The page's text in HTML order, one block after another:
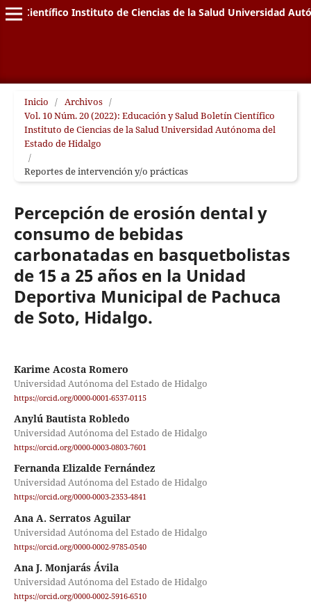
Científico Instituto de Ciencias de la Salud Universidad
Inicio / Archivos /
Vol. 10 Núm. 20 (2022): Educación y Salud Boletín Científico
Instituto de Ciencias de la Salud Universidad Autónoma del
Estado de Hidalgo
/
Reportes de intervención y/o prácticas
Percepción de erosión dental y
consumo de bebidas
carbonatadas en basquetbolistas
de 15 a 25 años en la Unidad
Deportiva Municipal de Pachuca
de Soto, Hidalgo.
Karime Acosta Romero
Universidad Autónoma del Estado de Hidalgo
https://orcid.org/0000-0001-6537-0115
Anylú Bautista Robledo
Universidad Autónoma del Estado de Hidalgo
https://orcid.org/0000-0003-0803-7601
Fernanda Elizalde Fernández
Universidad Autónoma del Estado de Hidalgo
https://orcid.org/0000-0003-2353-4841
Ana A. Serratos Aguilar
Universidad Autónoma del Estado de Hidalgo
https://orcid.org/0000-0002-9785-0540
Ana J. Monjarás Ávila
Universidad Autónoma del Estado de Hidalgo
https://orcid.org/0000-0002-5916-6510